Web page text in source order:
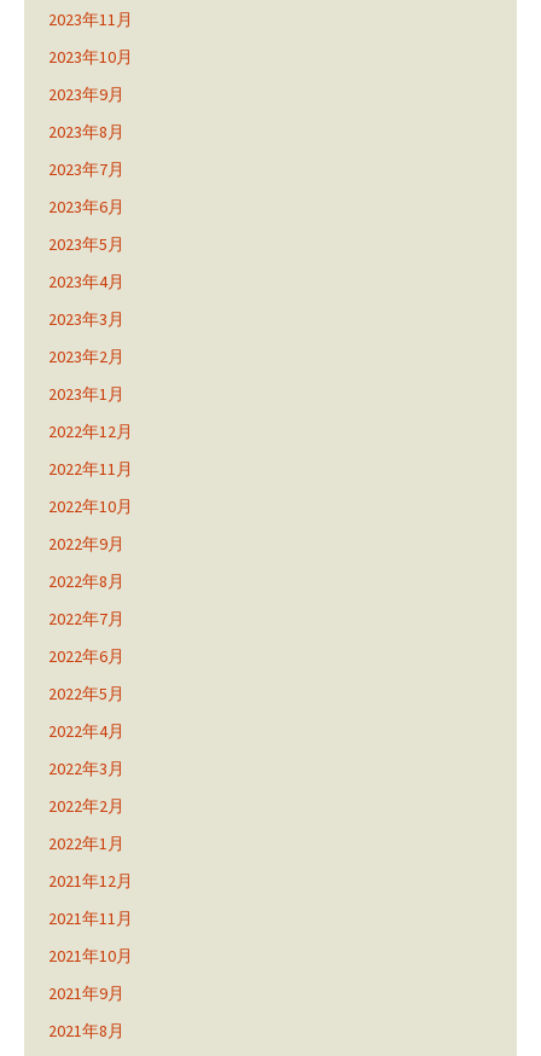
2023年11月
2023年10月
2023年9月
2023年8月
2023年7月
2023年6月
2023年5月
2023年4月
2023年3月
2023年2月
2023年1月
2022年12月
2022年11月
2022年10月
2022年9月
2022年8月
2022年7月
2022年6月
2022年5月
2022年4月
2022年3月
2022年2月
2022年1月
2021年12月
2021年11月
2021年10月
2021年9月
2021年8月